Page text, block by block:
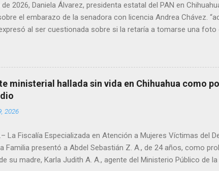
de 2026, Daniela Álvarez, presidenta estatal del PAN en
el embarazo de la senadora con licencia Andrea Chávez.
al ser cuestionada sobre si la retaría a tomarse una foto
le ocurre cruzar y luego le den un susto, y pues la criatura se
ser cuidadosa porque los personajes de Morena, cada que
que pase, que pase', todos están bajo esa amenaza
polémicas al trasladar la confrontación política h...
ministerial hallada sin vida en Chihuahua como
2026
La Fiscalía Especializada en Atención a Mujeres Víctimas del
Familia presentó a Abdel Sebastián Z. A., de 24 años, como
su madre, Karla Judith A. A., agente del Ministerio Público de